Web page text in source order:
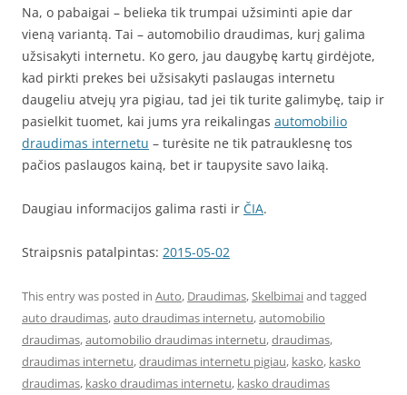
Na, o pabaigai – belieka tik trumpai užsiminti apie dar
vieną variantą. Tai – automobilio draudimas, kurį galima
užsisakyti internetu. Ko gero, jau daugybę kartų girdėjote,
kad pirkti prekes bei užsisakyti paslaugas internetu
daugeliu atvejų yra pigiau, tad jei tik turite galimybę, taip ir
pasielkit tuomet, kai jums yra reikalingas automobilio
draudimas internetu – turėsite ne tik patrauklesnę tos
pačios paslaugos kainą, bet ir taupysite savo laiką.
Daugiau informacijos galima rasti ir ČIA.
Straipsnis patalpintas: 2015-05-02
This entry was posted in Auto, Draudimas,Skelbimaiand tagged
auto draudimas,auto draudimas internetu,automobilio
draudimas,automobilio draudimas internetu,draudimas,
draudimas internetu,draudimas internetu pigiau, kasko, kasko
draudimas, kasko draudimas internetu, kasko draudimas